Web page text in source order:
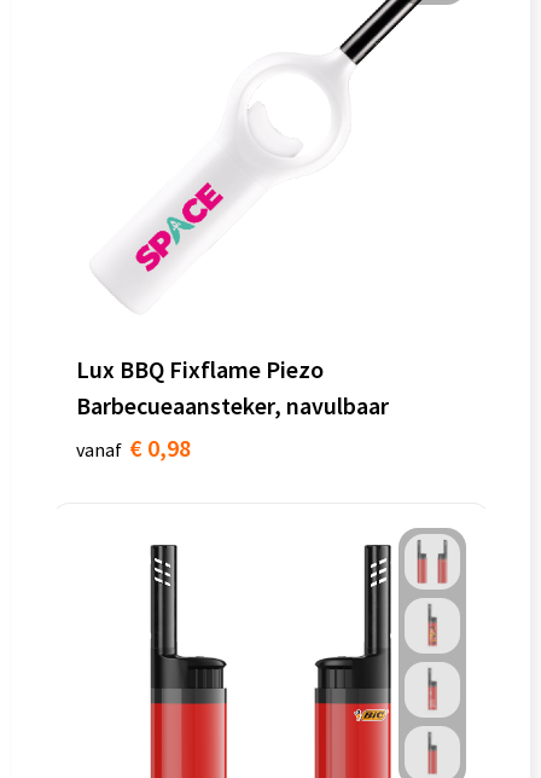
Lux BBQ Fixflame Piezo
Barbecueaansteker, navulbaar
vanaf € 0,98